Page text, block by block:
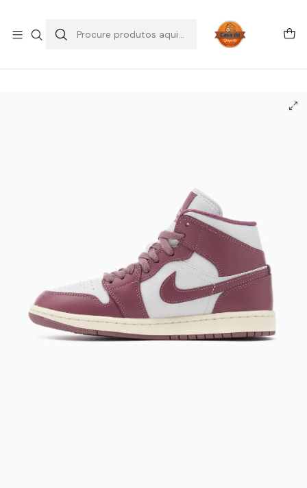
Início CALÇADO Air Jordan
Jordan 1 Mid
Jordan 1 Mid Sky J Muave (Women's)